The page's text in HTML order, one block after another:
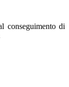
conseguimento di